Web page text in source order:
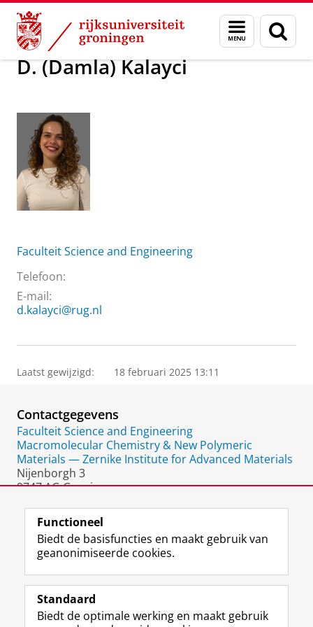
Skip
Content
Skip
Navigation
Menu
en
zoeken
Over ons D. (Damla) Kalayci
D. (Damla) Kalayci
Faculteit Science and Engineering
Telefoon:
E-mail:
d.kalayci@rug.nl
Laatst gewijzigd: 18 februari 2025 13:11
Contactgegevens
Faculteit Science and Engineering
Macromolecular Chemistry & New Polymeric
Materials — Zernike Institute for Advanced Materials
Nijenborgh 3
9747 AG Groningen
Volg de RUG
F
a
e
L
i
k
R
S
-
I
n
t
Y
o
T
Studiekiezers
Functioneel
Biedt de basisfuncties en maakt gebruik van
geanonimiseerde cookies.
Standaard
Biedt de optimale werking en maakt gebruik